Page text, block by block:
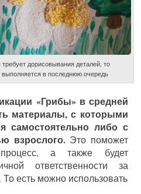
дорисовывания деталей, то
выполняется в последнюю очередь
«Грибы» в средней
материалы, с которыми
самостоятельно либо с
взрослого.Это поможет
процесс, а также будет
ответственности за
То есть можно использовать